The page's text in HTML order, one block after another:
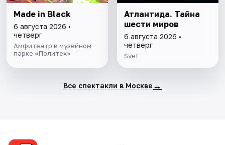
Made in Black
6 августа 2026 •
четверг
Амфитеатр в музейном
парке «Политех»
Атлантида. Тайна
шести миров
6 августа 2026 •
четверг
Svet
Все спектакли в Москве →